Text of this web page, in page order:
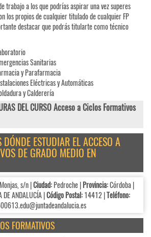
trabajo a los que podrías aspirar una vez superes
los propios de cualquier titulado de cualquier FP
destacar que podrás titularte como técnico
Sanitarias
y Parafarmacia
Eléctricas y Automáticas
y Calderería
DEL CURSO Acceso a Ciclos Formativos
DÓNDE ESTUDIAR EL ACCESO A
DE GRADO MEDIO EN
s/n |Ciudad:Pedroche |Provincia:Córdoba |
DE ANDALUCÍA |Código Postal:14412 |Teléfono:
FORMATIVOS